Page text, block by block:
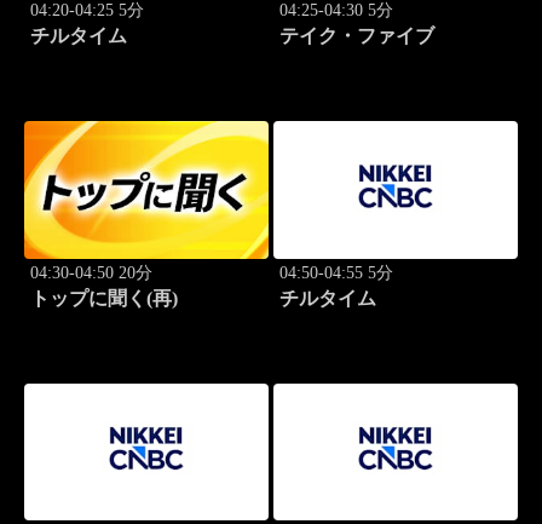
04:20-04:25 5分
チルタイム
04:25-04:30 5分
テイク・ファイブ
04:30-04:50 20分
トップに聞く(再)
04:50-04:55 5分
チルタイム